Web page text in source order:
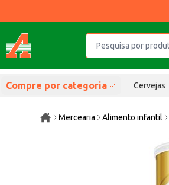
Compre por categoria Cervejas
Mercearia Alimento infantil